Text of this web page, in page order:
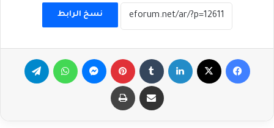
نسخ الرابط
فيسبوك لينكدإن بينتيريست ماسنجر واتساب تيلقرام
مشاركة عبر البريد طباعة